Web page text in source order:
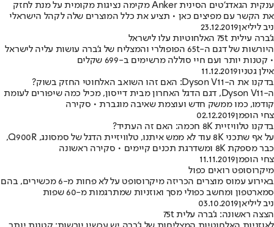
ענקית הגאדג'טים הסינית Anker מקימה נציגות מקומית על מנת לחזק
את הקשר עם מפיצים כאן • תציע את כלל המוצרים שלה לקהל הישראלי
ניב ליליאן23.12.2019
ג'ברה עילית 75t האלחוטיות עלו לישראל
היורשות של דגם ה-65t הפופולרי והמצליח של ג'ברה עושות עליה לישראל
• קטנות יותר ועם חיי סוללה מרשימים ב-699 שקלים
אילן גטניו11.12.2019
בדקנו את ה-Dyson V11: האם זהו השואב האלחוטי החזק בשוק?
ה-Dyson V11, דגם הדגל האחרון מבית דייסון, מכיל כמה שיפורים לעומת
קודמו, כמו ממשק חדש ועוצמת שאיבה מוגברת • סקירה
צחי הופמן02.12.2019
בדקנו טלוויזיית 8K חכמה: האם זה העתיד?
על אף שתכני 8K עוד לא ממש איתנו, טלוויזיית הדגל של סמסונג, Q900R,
כבר מספקת 8K ומשדרגת תכנים קיימים • סקירה ראשונה
צחי הופמן11.11.2019
מיקרוסופט רואים כפול
באירוע עמוס מוצרים הכריזה מיקרוסופט על לא פחות מ-6 מכשירים, בהם
סמארטפון ומחשב כפולי מסך ואוזניות שמתרגמות מ-60 שפות
ניב ליליאן03.10.2019
הצצה ראשונה: ג'ברה עלית 75t